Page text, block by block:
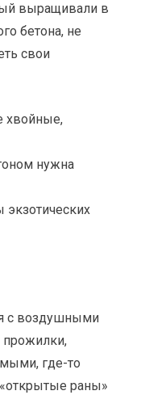
выращивали в
бетона, не
свои
хвойные,
нужна
с воздушными
прожилки,
где-то
раны»